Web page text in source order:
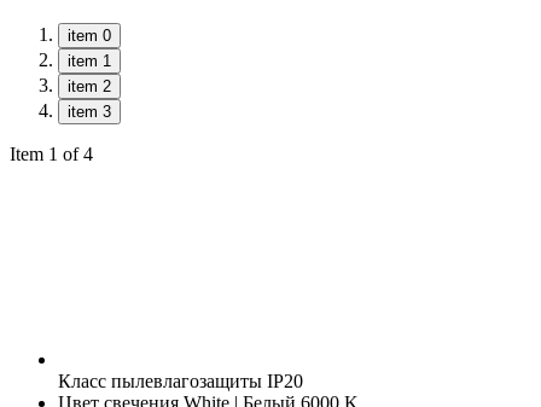
item 0
item 1
item 2
item 3
Item 1 of 4
Класс пылевлагозащиты IP20
Цвет свечения White | Белый 6000 K